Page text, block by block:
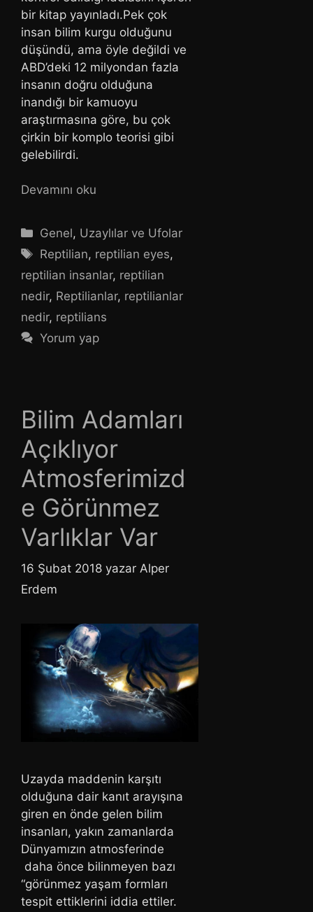
bir kitap yayınladı.Pek çok
insan bilim kurgu olduğunu
düşündü, ama öyle değildi ve
ABD’deki 12 milyondan fazla
insanın doğru olduğuna
inandığı bir kamuoyu
araştırmasına göre, bu çok
çirkin bir komplo teorisi gibi
gelebilirdi.
Devamını oku
Kategoriler
Genel, Uzaylılar ve Ufolar
Etiketler
Reptilian, reptilian eyes,
reptilian insanlar, reptilian
nedir, Reptilianlar, reptilianlar
nedir, reptilians
Yorum yap
Bilim Adamları
Açıklıyor
Atmosferimizd
e Görünmez
Varlıklar Var
16 Şubat 2018 yazar Alper
Erdem
Uzayda maddenin karşıtı
olduğuna dair kanıt arayışına
giren en önde gelen bilim
insanları, yakın zamanlarda
Dünyamızın atmosferinde
daha önce bilinmeyen bazı
“görünmez yaşam formları
tespit ettiklerini iddia ettiler.